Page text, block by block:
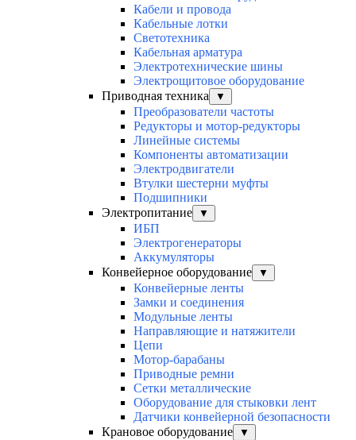
Кабели и провода
Кабельные лотки
Светотехника
Кабельная арматура
Электротехнические шины
Электрощитовое оборудование
Приводная техника
▼
Преобразователи частоты
Редукторы и мотор-редукторы
Линейные системы
Компоненты автоматизации
Электродвигатели
Втулки шестерни муфты
Подшипники
Электропитание
▼
ИБП
Электрогенераторы
Аккумуляторы
Конвейерное оборудование
▼
Конвейерные ленты
Замки и соединения
Модульные ленты
Направляющие и натяжители
Цепи
Мотор-барабаны
Приводные ремни
Сетки металлические
Оборудование для стыковки лент
Датчики конвейерной безопасности
Крановое оборудование
▼